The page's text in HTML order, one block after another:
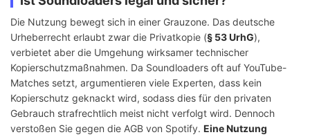
Die Nutzung bewegt sich in einer Grauzone. Das deutsche
Urheberrecht erlaubt zwar die Privatkopie (§ 53 UrhG),
verbietet aber die Umgehung wirksamer technischer
Kopierschutzmaßnahmen. Da Soundloaders oft auf YouTube-
Matches setzt, argumentieren viele Experten, dass kein
Kopierschutz geknackt wird, sodass dies für den privaten
Gebrauch strafrechtlich meist nicht verfolgt wird. Dennoch
verstoßen Sie gegen die AGB von Spotify. Eine Nutzung